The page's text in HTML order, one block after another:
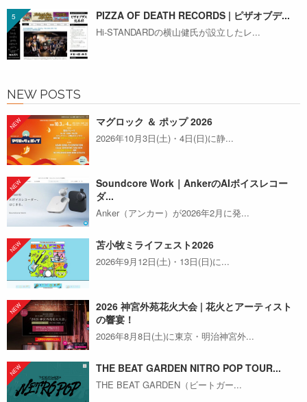
PIZZA OF DEATH RECORDS | ピザオブデ...
Hi-STANDARDの横山健氏が設立したレ...
NEW POSTS
マグロック ＆ ポップ 2026
2026年10月3日(土)・4日(日)に静...
Soundcore Work｜AnkerのAIボイスレコー
ダ...
Anker（アンカー）が2026年2月に発...
苫小牧ミライフェスト2026
2026年9月12日(土)・13日(日)に...
2026 神宮外苑花火大会 | 花火とアーティスト
の響宴！
2026年8月8日(土)に東京・明治神宮外...
THE BEAT GARDEN NITRO POP TOUR...
THE BEAT GARDEN（ビートガー...